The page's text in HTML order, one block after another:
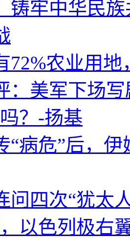
铸牢中华民
72%农业用
：美军下场
？-扬基
“病危”后，
问四次“犹太
以色列极右